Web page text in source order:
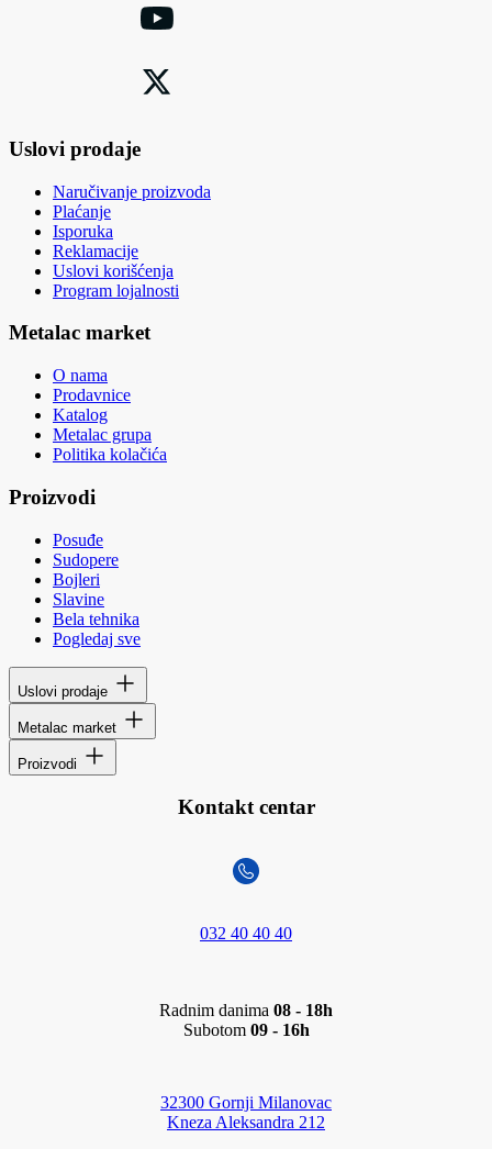
Uslovi prodaje
Naručivanje proizvoda
Plaćanje
Isporuka
Reklamacije
Uslovi korišćenja
Program lojalnosti
Metalac market
O nama
Prodavnice
Katalog
Metalac grupa
Politika kolačića
Proizvodi
Posuđe
Sudopere
Bojleri
Slavine
Bela tehnika
Pogledaj sve
Uslovi prodaje
Metalac market
Proizvodi
Kontakt centar
032 40 40 40
Radnim danima 08 - 18h
Subotom 09 - 16h
32300 Gornji Milanovac
Kneza Aleksandra 212